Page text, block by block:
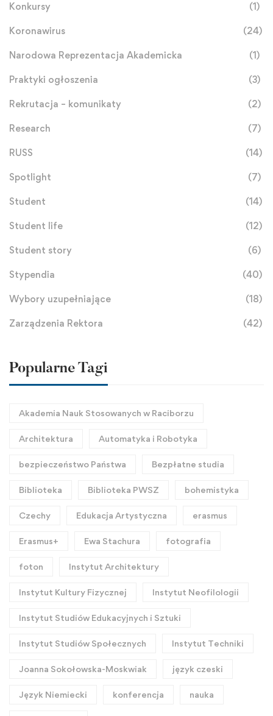
Konkursy (1)
Koronawirus (24)
Narodowa Reprezentacja Akademicka (1)
Praktyki ogłoszenia (3)
Rekrutacja – komunikaty (2)
Research (7)
RUSS (14)
Spotlight (7)
Student (14)
Student life (12)
Student story (6)
Stypendia (40)
Wybory uzupełniające (18)
Zarządzenia Rektora (42)
Popularne Tagi
Akademia Nauk Stosowanych w Raciborzu
Architektura Automatyka i Robotyka
bezpieczeństwo Państwa Bezpłatne studia
Biblioteka Biblioteka PWSZ bohemistyka
Czechy Edukacja Artystyczna erasmus
Erasmus+ Ewa Stachura fotografia
foton Instytut Architektury
Instytut Kultury Fizycznej Instytut Neofilologii
Instytut Studiów Edukacyjnych i Sztuki
Instytut Studiów Społecznych Instytut Techniki
Joanna Sokołowska-Moskwiak język czeski
Język Niemiecki konferencja nauka